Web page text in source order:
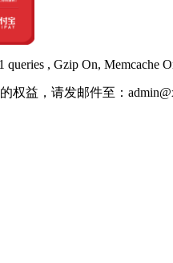
queries , Gzip On, Memcache
权益，请发邮件至：